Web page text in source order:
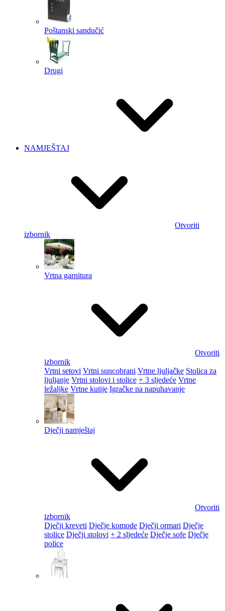
Poštanski sandučić
Drugi
NAMJEŠTAJ
Otvoriti
izbornik
Vrtna garnitura
Otvoriti
izbornik
Vrtni setovi Vrtni suncobrani Vrtne ljuljačke Stolica za
ljuljanje Vrtni stolovi i stolice + 3 sljedeće Vrtne
ležaljke Vrtne kutije Igračke na napuhavanje
Dječji namještaj
Otvoriti
izbornik
Dječji kreveti Dječje komode Dječji ormari Dječje
stolice Dječji stolovi + 2 sljedeće Dječje sofe Dječje
police